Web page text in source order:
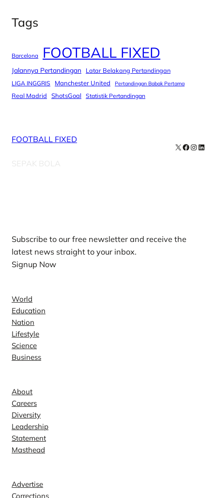
Tags
Barcelona FOOTBALL FIXED
Jalannya Pertandingan Latar Belakang Pertandingan
LIGA INGGRIS Manchester United Pertandingan Babak Pertama
Real Madrid ShotsGoal Statistik Pertandingan
FOOTBALL FIXED
SEPAK BOLA
X Facebook
Subscribe to our free newsletter and receive the
latest news straight to your inbox.
Signup Now
World
Education
Nation
Lifestyle
Science
Business
About
Careers
Diversity
Leadership
Statement
Masthead
Advertise
Corrections